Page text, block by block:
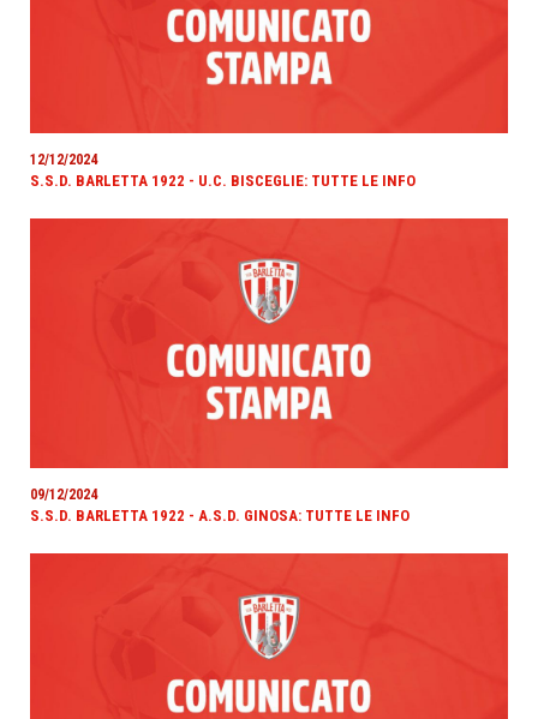
12/12/2024
S.S.D. BARLETTA 1922 - U.C. BISCEGLIE: TUTTE LE INFO
09/12/2024
S.S.D. BARLETTA 1922 - A.S.D. GINOSA: TUTTE LE INFO